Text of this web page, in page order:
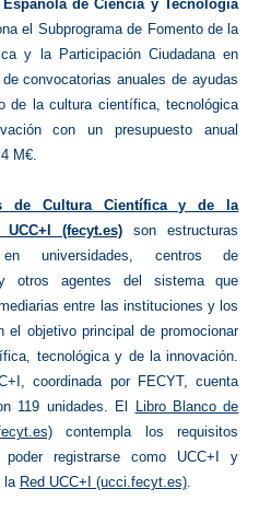
de Ciencia y Tecnología
el Subprograma de Fomento de la
y la Participación Ciudadana en
convocatorias anuales de ayudas
de la cultura científica, tecnológica
con un presupuesto anual
M€.
de Cultura Científica y de la
(fecyt.es) son estructuras
en universidades, centros de
otros agentes del sistema que
entre las instituciones y los
el objetivo principal de promocionar
tecnológica y de la innovación.
coordinada por FECYT, cuenta
119 unidades. El
Libro Blanco de
contempla los requisitos
poder registrarse como UCC+I y
la Red UCC+I (ucci.fecyt.es).